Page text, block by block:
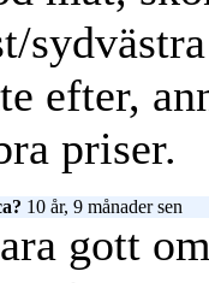
efter,
priser.
10 år, 9 månader sen
gott